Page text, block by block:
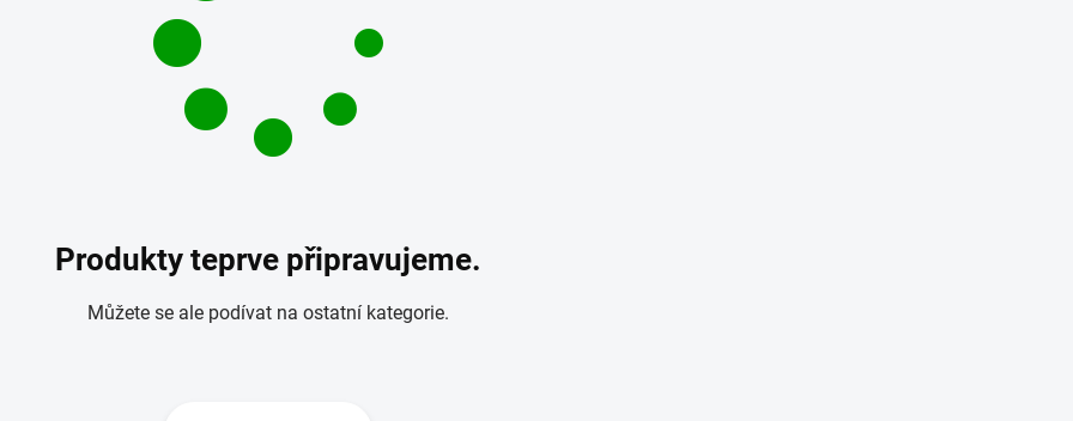
Produkty teprve připravujeme.
Můžete se ale podívat na ostatní kategorie.